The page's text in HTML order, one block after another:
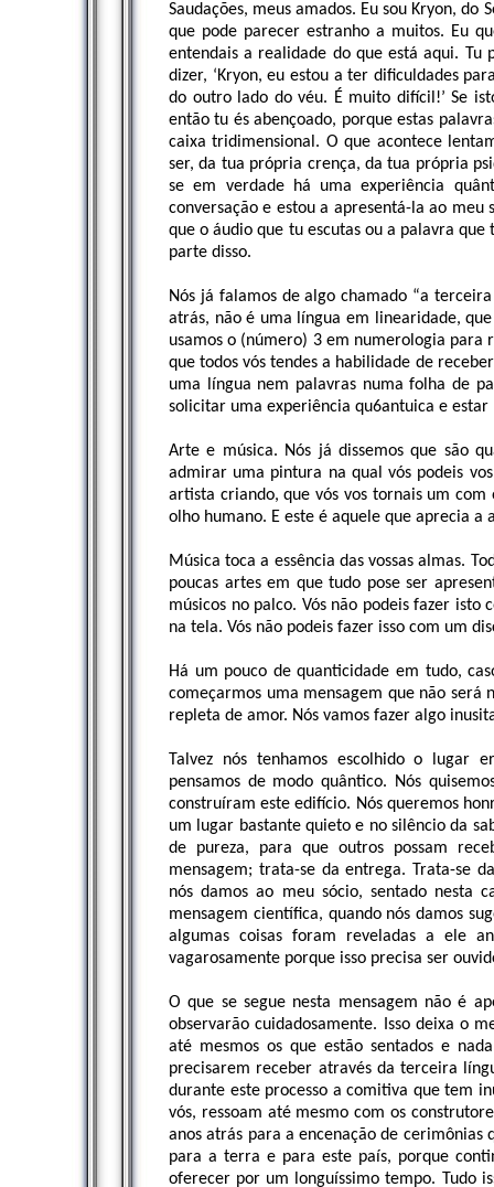
Saudações, meus amados. Eu sou Kryon,
que pode parecer estranho a muitos. Eu
entendais a realidade do que está aqui. Tu
dizer, ‘Kryon, eu estou a ter dificuldades
do outro lado do véu. É muito difícil!’ Se
então tu és abençoado, porque estas
caixa tridimensional. O que acontece
ser, da tua própria crença, da tua própria
se em verdade há uma experiência
conversação e estou a apresentá-la ao
que o áudio que tu escutas ou a palavra
parte disso.
Nós já falamos de algo chamado “a
atrás, não é uma língua em linearidade,
usamos o (número) 3 em numerologia
que todos vós tendes a habilidade de
uma língua nem palavras numa folha de
solicitar uma experiência qu6antuica e estar
Arte e música. Nós já dissemos que são
admirar uma pintura na qual vós podeis
artista criando, que vós vos tornais um
olho humano. E este é aquele que aprecia a
Música toca a essência das vossas almas.
poucas artes em que tudo pose ser
músicos no palco. Vós não podeis fazer
na tela. Vós não podeis fazer isso com um
Há um pouco de quanticidade em tudo,
começarmos uma mensagem que não será
repleta de amor. Nós vamos fazer algo
Talvez nós tenhamos escolhido o lugar
pensamos de modo quântico. Nós
construíram este edifício. Nós queremos
um lugar bastante quieto e no silêncio da
de pureza, para que outros possam
mensagem; trata-se da entrega. Trata-se
nós damos ao meu sócio, sentado nesta
mensagem científica, quando nós damos
algumas coisas foram reveladas a ele
vagarosamente porque isso precisa ser
O que se segue nesta mensagem não é
observarão cuidadosamente. Isso deixa o
até mesmos os que estão sentados e
precisarem receber através da terceira
durante este processo a comitiva que tem
vós, ressoam até mesmo com os
anos atrás para a encenação de
para a terra e para este país, porque
oferecer por um longuíssimo tempo. Tudo